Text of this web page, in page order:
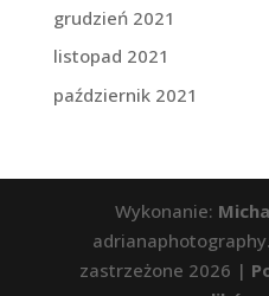
grudzień 2021
listopad 2021
październik 2021
Wykonanie:
zastrzeżone 2026 |